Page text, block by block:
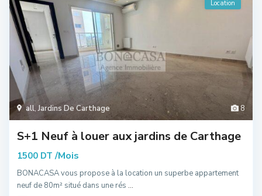
8
all,Jardins De Carthage
Location
S+1 Neuf à louer aux jardins de Carthage
1500 DT /Mois
BONACASA vous propose à la location un superbe appartement
neuf de 80m² situé dans une rés ...